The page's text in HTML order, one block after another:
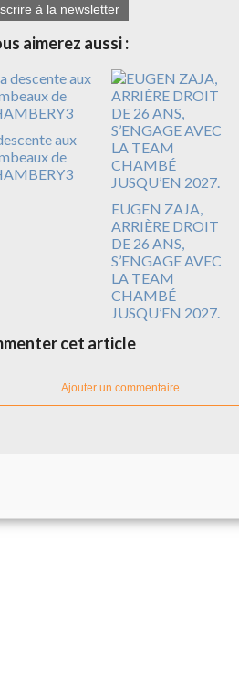
à la newsletter
aimerez aussi :
aux
de
EUGEN ZAJA,
ARRIÈRE DROIT
DE 26 ANS,
S’ENGAGE AVEC
LA TEAM
CHAMBÉ
JUSQU’EN 2027.
cet article
Ajouter un commentaire